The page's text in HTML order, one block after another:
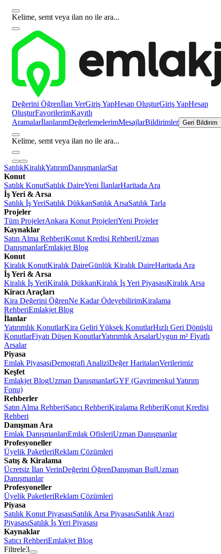
Kelime, semt veya ilan no ile ara...
Değerini Öğrenİlan VerGiriş YapHesap OluşturGiriş YapHesap
OluşturFavorilerimKayıtlı
AramalarİlanlarımDeğerlemelerimMesajlarBildirimler Geri Bildirim
Kelime, semt veya ilan no ile ara...
SatılıkKiralıkYatırımDanışmanlarSat
Konut
Satılık KonutSatılık DaireYeni İlanlarHaritada Ara
İş Yeri & Arsa
Satılık İş YeriSatılık DükkanSatılık ArsaSatılık Tarla
Projeler
Tüm ProjelerAnkara Konut ProjeleriYeni Projeler
Kaynaklar
Satın Alma RehberiKonut Kredisi RehberiUzman
DanışmanlarEmlakjet Blog
Konut
Kiralık KonutKiralık DaireGünlük Kiralık DaireHaritada Ara
İş Yeri & Arsa
Kiralık İş YeriKiralık DükkanKiralık İş Yeri PiyasasıKiralık Arsa
Kiracı Araçları
Kira Değerini ÖğrenNe Kadar ÖdeyebilirimKiralama
RehberiEmlakjet Blog
İlanlar
Yatırımlık KonutlarKira Geliri Yüksek KonutlarHızlı Geri Dönüşlü
KonutlarFiyatı Düşen KonutlarYatırımlık ArsalarUygun m² Fiyatlı
Arsalar
Piyasa
Emlak PiyasasıDemografi AnaliziDeğer HaritalarıVerilerimiz
Keşfet
Emlakjet BlogUzman DanışmanlarGYF (Gayrimenkul Yatırım
Fonu)
Rehberler
Satın Alma RehberiSatıcı RehberiKiralama RehberiKonut Kredisi
Rehberi
Danışman Ara
Emlak DanışmanlarıEmlak OfisleriUzman Danışmanlar
Profesyoneller
Üyelik PaketleriReklam Çözümleri
Satış & Kiralama
Ücretsiz İlan VerinDeğerini ÖğrenDanışman BulUzman
Danışmanlar
Profesyoneller
Üyelik PaketleriReklam Çözümleri
Piyasa
Satılık Konut PiyasasıSatılık Arsa PiyasasıSatılık Arazi
PiyasasıSatılık İş Yeri Piyasası
Kaynaklar
Satıcı RehberiEmlakjet Blog
Filtrele3